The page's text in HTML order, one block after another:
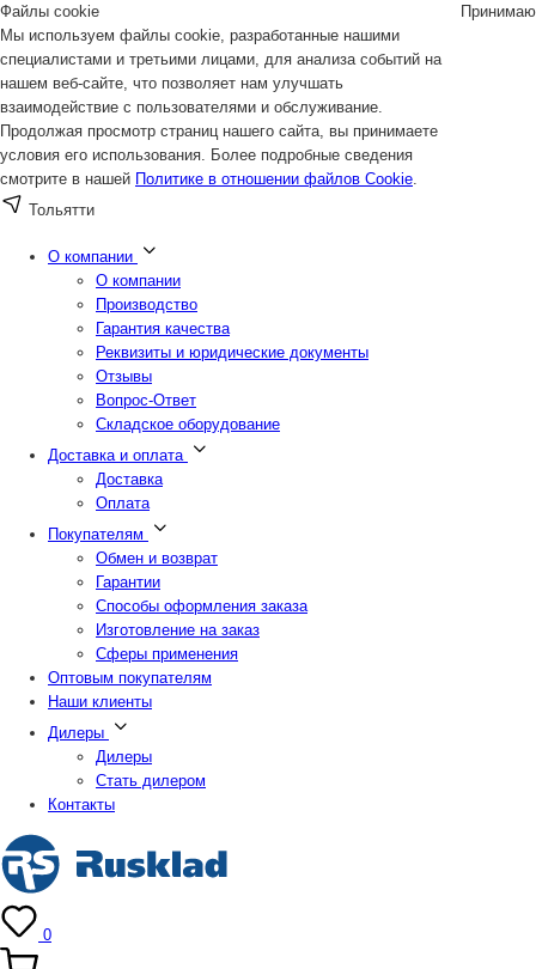
Файлы cookie
Мы используем файлы cookie, разработанные нашими
специалистами и третьими лицами, для анализа событий на
нашем веб-сайте, что позволяет нам улучшать
взаимодействие с пользователями и обслуживание.
Продолжая просмотр страниц нашего сайта, вы принимаете
условия его использования. Более подробные сведения
смотрите в нашей Политике в отношении файлов Cookie.
Принимаю
Тольятти
О компании
О компании
Производство
Гарантия качества
Реквизиты и юридические документы
Отзывы
Вопрос-Ответ
Складское оборудование
Доставка и оплата
Доставка
Оплата
Покупателям
Обмен и возврат
Гарантии
Способы оформления заказа
Изготовление на заказ
Сферы применения
Оптовым покупателям
Наши клиенты
Дилеры
Дилеры
Стать дилером
Контакты
0